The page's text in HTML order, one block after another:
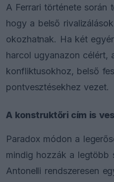
A Ferrari története során
hogy a belső
okozhatnak. Ha két
harcol ugyanazon célért,
konfliktusokhoz, belső
pontvesztésekhez vezet.
A konstruktőri cím is
Paradox módon a
mindig hozzák a legtöbb
Antonelli rendszeresen